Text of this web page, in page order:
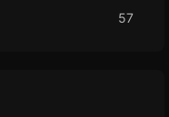
57